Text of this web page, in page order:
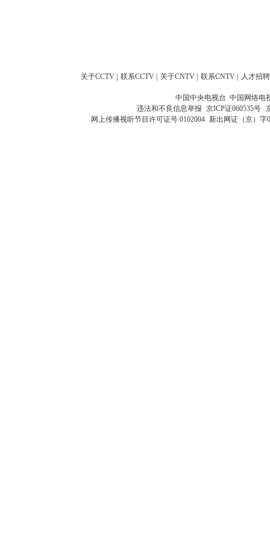
关于CCTV 联系CCTV 关于CNTV 联系CNTV 人才招聘
中国中央电视台 中国网络电
违法和不良信息举报 京ICP证060535号
网上传播视听节目许可证号 0102004 新出网证（京）